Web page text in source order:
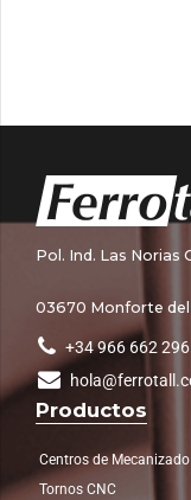
Pol. Ind. Las Norias
03670 Monforte del
+34 966 662 296
Productos
Centros de Mecanizado
Tornos CNC